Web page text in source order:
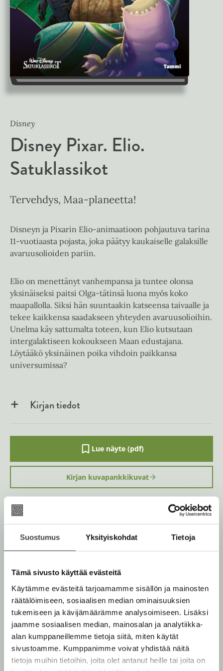
Suostumus Yksityiskohdat Tietoja
Tämä sivusto käyttää evästeitä
Käytämme evästeitä tarjoamamme sisällön ja mainosten
räätälöimiseen, sosiaalisen median ominaisuuksien
tukemiseen ja kävijämäärämme analysoimiseen. Lisäksi
jaamme sosiaalisen median, mainosalan ja analytiikka-
alan kumppaneillemme tietoja siitä, miten käytät
sivustoamme. Kumppanimme voivat yhdistää näitä
tietoja muihin tietoihin, joita olet antanut heille tai joita on
Disney
Disney Pixar. Elio.
Satuklassikot
Tervehdys, Maa-planeetta!
Disneyn ja Pixarin Elio-animaatioon pohjautuva tarina
11-vuotiaasta pojasta, joka päätyy kaukaiselle galaksille
avaruusolioiden pariin.
Elio on menettänyt vanhempansa ja tuntee olonsa
yksinäiseksi paitsi Olga-tätinsä luona myös koko
maapallolla. Siksi hän suuntaakin katseensa taivaalle ja
tekee kaikkensa saadakseen yhteyden avaruusolioihin.
Unelma käy sattumalta toteen, kun Elio kutsutaan
intergalaktiseen kokoukseen Maan edustajana.
Löytääkö yksinäinen poika vihdoin paikkansa
universumissa?
Kirjan tiedot
Lue näyte (pdf)
A
u
k
e
a
a
e
l
l
h
t
e
n
Kirjan kuvapankkikuvat
s
a
Kovakantinen kirja
i
j
a
.
f
i
A
u
K
u
u
n
t
e
l
e
Rikastettu e-kirja
B
o
o
k
b
e
a
t
K
u
u
n
t
e
Äänikirja
B
o
o
k
b
e
Muut teokset